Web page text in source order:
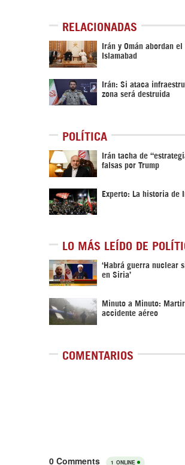
RELACIONADAS
Irán y Omán abordan
Islamabad
Irán: Si ataca
zona será destruida
POLÍTICA
Irán tacha de
falsas por Trump
Experto: La historia de
LO MÁS LEÍDO DE
‎‘Habrá guerra nuclear
en Siria’‎
Minuto a Minuto:
accidente aéreo
COMENTARIOS